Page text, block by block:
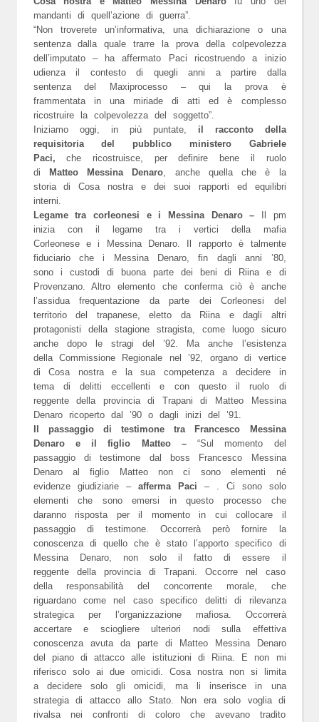
mandanti di quell’azione di guerra”.
“Non troverete un’informativa, una dichiarazione o una
sentenza dalla quale trarre la prova della colpevolezza
dell’imputato – ha affermato Paci ricostruendo a inizio
udienza il contesto di quegli anni a partire dalla
sentenza del Maxiprocesso – qui la prova è
frammentata in una miriade di atti ed è complesso
ricostruire la colpevolezza del soggetto”.
Iniziamo oggi, in più puntate, il racconto della
requisitoria del pubblico ministero Gabriele
Paci, che ricostruisce, per definire bene il ruolo
di Matteo Messina Denaro , anche quella che è la
storia di Cosa nostra e dei suoi rapporti ed equilibri
interni.
Legame tra corleonesi e i Messina Denaro – Il pm
inizia con il legame tra i vertici della mafia
Corleonese e i Messina Denaro. Il rapporto è talmente
fiduciario che i Messina Denaro, fin dagli anni ’80,
sono i custodi di buona parte dei beni di Riina e di
Provenzano. Altro elemento che conferma ciò è anche
l’assidua frequentazione da parte dei Corleonesi del
territorio del trapanese, eletto da Riina e dagli altri
protagonisti della stagione stragista, come luogo sicuro
anche dopo le stragi del ’92. Ma anche l’esistenza
della Commissione Regionale nel ’92, organo di vertice
di Cosa nostra e la sua competenza a decidere in
tema di delitti eccellenti e con questo il ruolo di
reggente della provincia di Trapani di Matteo Messina
Denaro ricoperto dal ’90 o dagli inizi del ’91.
Il passaggio di testimone tra Francesco Messina
Denaro e il figlio Matteo –“Sul momento del
passaggio di testimone dal boss Francesco Messina
Denaro al figlio Matteo non ci sono elementi né
evidenze giudiziarie – afferma Paci – . Ci sono solo
elementi che sono emersi in questo processo che
daranno risposta per il momento in cui collocare il
passaggio di testimone. Occorrerà però fornire la
conoscenza di quello che è stato l’apporto specifico di
Messina Denaro, non solo il fatto di essere il
reggente della provincia di Trapani. Occorre nel caso
della responsabilità del concorrente morale, che
riguardano come nel caso specifico delitti di rilevanza
strategica per l’organizzazione mafiosa. Occorrerà
accertare e sciogliere ulteriori nodi sulla effettiva
conoscenza avuta da parte di Matteo Messina Denaro
del piano di attacco alle istituzioni di Riina. E non mi
riferisco solo ai due omicidi. Cosa nostra non si limita
a decidere solo gli omicidi, ma li inserisce in una
strategia di attacco allo Stato. Non era solo voglia di
rivalsa nei confronti di coloro che avevano tradito